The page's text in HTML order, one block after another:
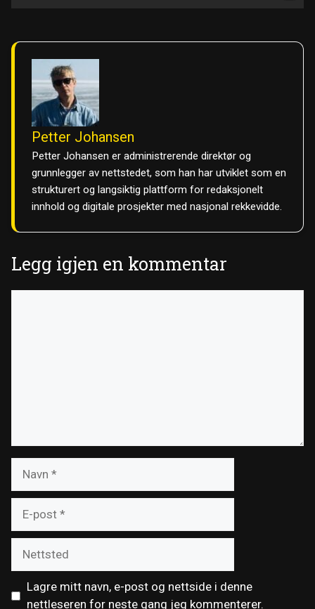
Petter Johansen
Petter Johansen er administrerende direktør og
grunnlegger av nettstedet, som han har utviklet som en
strukturert og langsiktig plattform for redaksjonelt
innhold og digitale prosjekter med nasjonal rekkevidde.
Legg igjen en kommentar
post
Lagre mitt navn, e-post og nettside i denne
nettleseren for neste gang jeg kommenterer.